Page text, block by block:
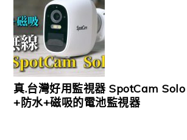
真.台灣好用監視器 SpotCam
+防水+磁吸的電池監視器